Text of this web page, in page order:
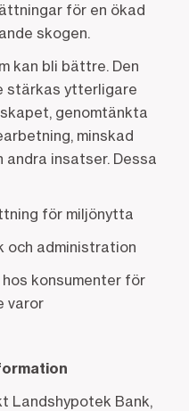
för en ökad
skogen.
kan bli bättre. Den
stärkas ytterligare
genomtänkta
minskad
andra insatser. Dessa
för miljönytta
och administration
konsumenter för
varor
Landshypotek Bank,